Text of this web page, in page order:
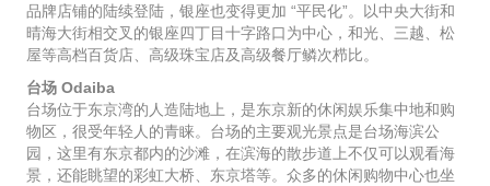
品牌店铺的陆续登陆，银座也变得更加 “平民化”。以中央大街和
晴海大街相交叉的银座四丁目十字路口为中心，和光、三越、松
屋等高档百货店、高级珠宝店及高级餐厅鳞次栉比。
台场 Odaiba
台场位于东京湾的人造陆地上，是东京新的休闲娱乐集中地和购
物区，很受年轻人的青睐。台场的主要观光景点是台场海滨公
园，这里有东京都内的沙滩，在滨海的散步道上不仅可以观看海
景，还能眺望的彩虹大桥、东京塔等。众多的休闲购物中心也坐